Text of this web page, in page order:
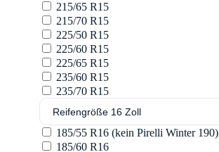
215/65 R15
215/70 R15
225/50 R15
225/60 R15
225/65 R15
235/60 R15
235/70 R15
Reifengröße 16 Zoll
185/55 R16 (kein Pirelli Winter 190)
185/60 R16